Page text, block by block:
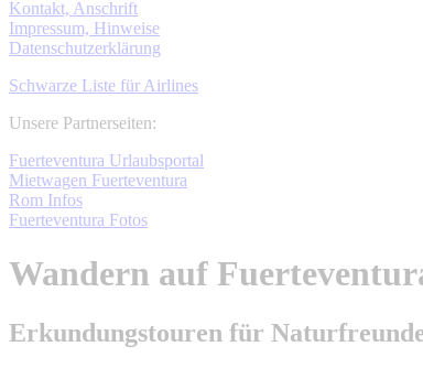
Kontakt, Anschrift
Impressum, Hinweise
Datenschutzerklärung
Schwarze Liste für Airlines
Unsere Partnerseiten:
Fuerteventura Urlaubsportal
Mietwagen Fuerteventura
Rom Infos
Fuerteventura Fotos
Wandern auf
Erkundungstouren für